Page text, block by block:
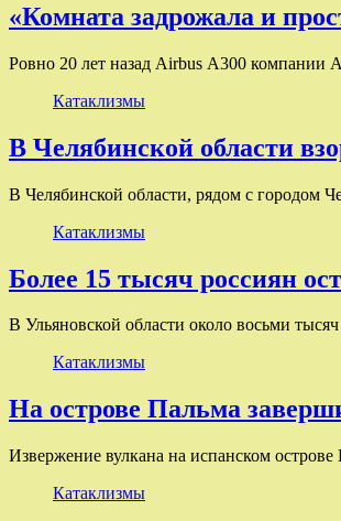
«Комната задрожала и
Ровно 20 лет назад Airbus А300
Катаклизмы
В Челябинской области
В Челябинской области, рядом с городом
Катаклизмы
Более 15 тысяч россиян
В Ульяновской области около восьми
Катаклизмы
На острове Пальма
Извержение вулкана на испанском
Катаклизмы